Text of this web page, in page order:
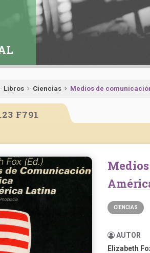
Libros Ciencias Medios de
F791
Medios de comunicación y política en
CIENCIAS
AUTOR
Elizabeth